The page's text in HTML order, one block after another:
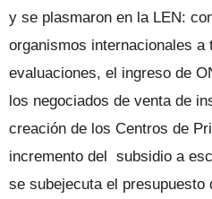
y se plasmaron en la LEN:
organismos internacionales
evaluaciones, el ingreso de
los negociados de venta de
creación de los Centros de
incremento del subsidio a
se subejecuta el presupuesto